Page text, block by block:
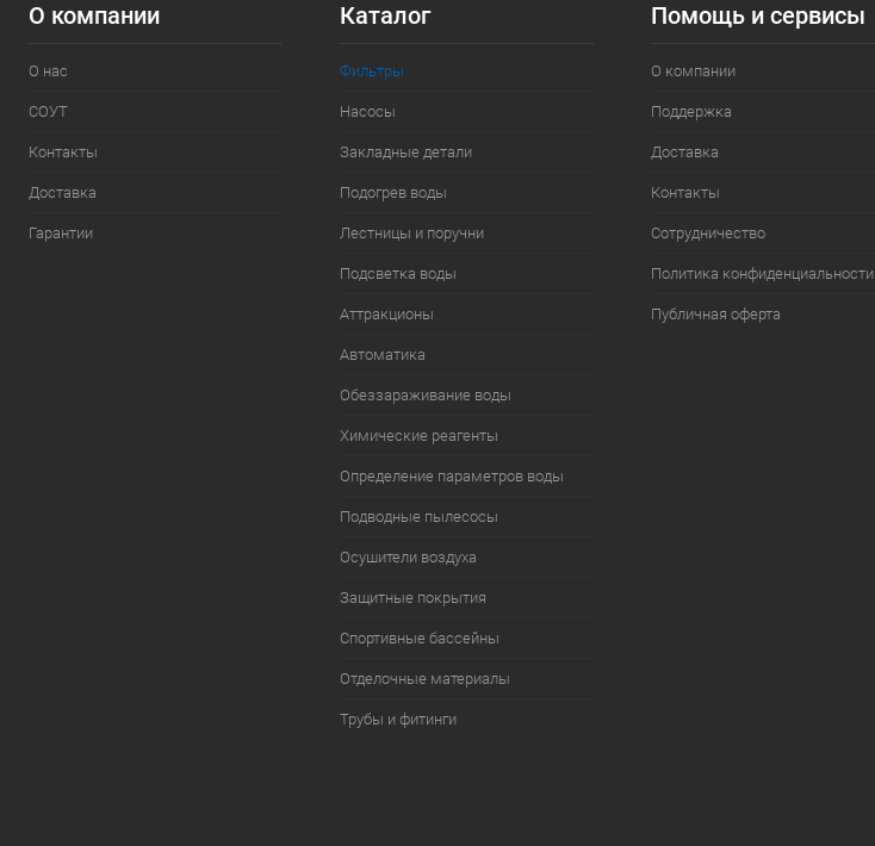
О компании
О нас
СОУТ
Контакты
Доставка
Гарантии
Каталог
Фильтры
Насосы
Закладные детали
Подогрев воды
Лестницы и поручни
Подсветка воды
Аттракционы
Автоматика
Обеззараживание воды
Химические реагенты
Определение параметров воды
Подводные пылесосы
Осушители воздуха
Защитные покрытия
Спортивные бассейны
Отделочные материалы
Трубы и фитинги
Помощь и сервисы
О компании
Поддержка
Доставка
Контакты
Сотрудничество
Политика конфиденциальности
Публичная оферта